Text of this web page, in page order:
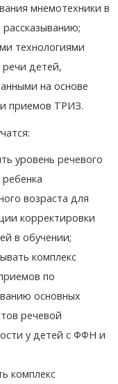
мнемотехники в
технологиями
речи детей,
на основе
приемов ТРИЗ.
уровень речевого
возраста для
корректировки
в обучении;
комплекс
по
основных
речевой
у детей с ФФН и
комплекс